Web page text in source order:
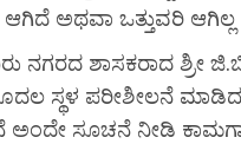
ಆಗಿದೆ ಅಥವಾ ಒತ್ತುವರಿ
ನಗರದ ಶಾಸಕರಾದ ಶ್ರೀ
ಸ್ಥಳ ಪರೀಶೀಲನೆ
ಸೂಚನೆ ನೀಡಿ